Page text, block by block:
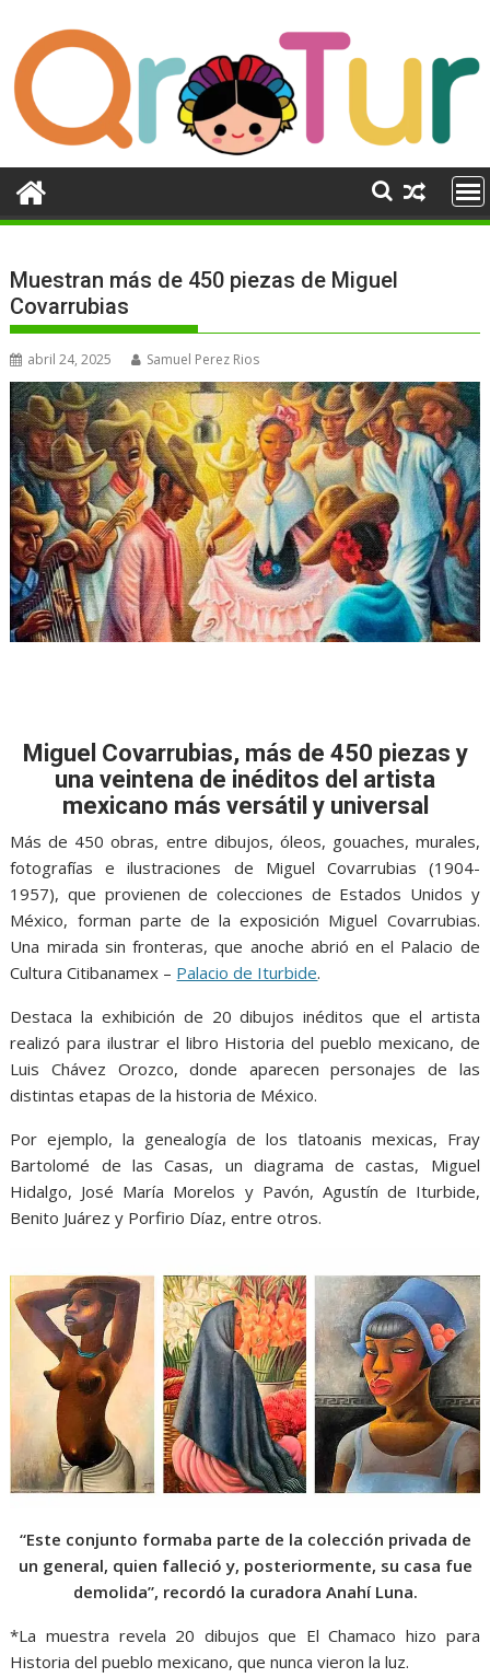
contenido
Muestran más de 450 piezas de Miguel
Covarrubias
abril 24, 2025 Samuel Perez Rios
Miguel Covarrubias, más de 450 piezas y
una veintena de inéditos del artista
mexicano más versátil y universal
Más de 450 obras, entre dibujos, óleos, gouaches, murales,
fotografías e ilustraciones de Miguel Covarrubias (1904-
1957), que provienen de colecciones de Estados Unidos y
México, forman parte de la exposición Miguel Covarrubias.
Una mirada sin fronteras, que anoche abrió en el Palacio de
Cultura Citibanamex – Palacio de Iturbide.
Destaca la exhibición de 20 dibujos inéditos que el artista
realizó para ilustrar el libro Historia del pueblo mexicano, de
Luis Chávez Orozco, donde aparecen personajes de las
distintas etapas de la historia de México.
Por ejemplo, la genealogía de los tlatoanis mexicas, Fray
Bartolomé de las Casas, un diagrama de castas, Miguel
Hidalgo, José María Morelos y Pavón, Agustín de Iturbide,
Benito Juárez y Porfirio Díaz, entre otros.
“Este conjunto formaba parte de la colección privada de
un general, quien falleció y, posteriormente, su casa fue
demolida”, recordó la curadora Anahí Luna.
*La muestra revela 20 dibujos que El Chamaco hizo para
Historia del pueblo mexicano, que nunca vieron la luz.